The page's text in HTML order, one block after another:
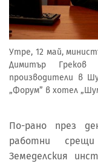
Утре, 12 май,
Димитър
производители в
„Форум” в хотел
По-рано през
работни
Земеделския